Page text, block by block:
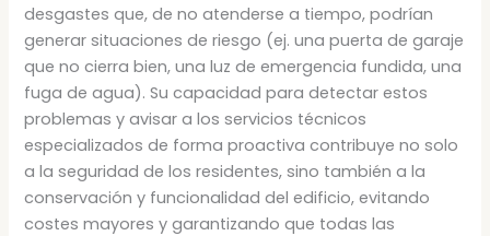
desgastes que, de no atenderse a tiempo, podrían
generar situaciones de riesgo (ej. una puerta de garaje
que no cierra bien, una luz de emergencia fundida, una
fuga de agua). Su capacidad para detectar estos
problemas y avisar a los servicios técnicos
especializados de forma proactiva contribuye no solo
a la seguridad de los residentes, sino también a la
conservación y funcionalidad del edificio, evitando
costes mayores y garantizando que todas las